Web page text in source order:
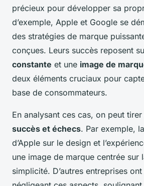
précieux pour développer sa
d’exemple, Apple et Google se
des stratégies de marque
conçues. Leurs succès reposent
constante et une image de
deux éléments cruciaux pour
base de consommateurs.
En analysant ces cas, on peut
succès et échecs. Par exemple,
d’Apple sur le design et
une image de marque centrée sur
simplicité. D’autres entreprises